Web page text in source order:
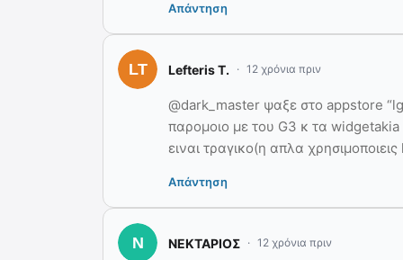
Απάντηση
Lefteris T. 12 χρόνια πριν
@dark_master ψαξε στο appstore
παρομοιο με του G3 κ τα
ειναι τραγικο(η απλα
Απάντηση
ΝΕΚΤΑΡΙΟΣ 12 χρόνια πριν